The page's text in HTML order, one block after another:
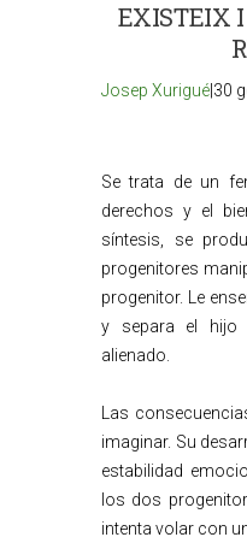
EXISTEIX
Josep Xurigué |30
Se trata de un
derechos y el
síntesis, se
progenitores
progenitor. Le
y separa el hijo
alienado.
Las
imaginar. Su
estabilidad
los dos
intenta volar con